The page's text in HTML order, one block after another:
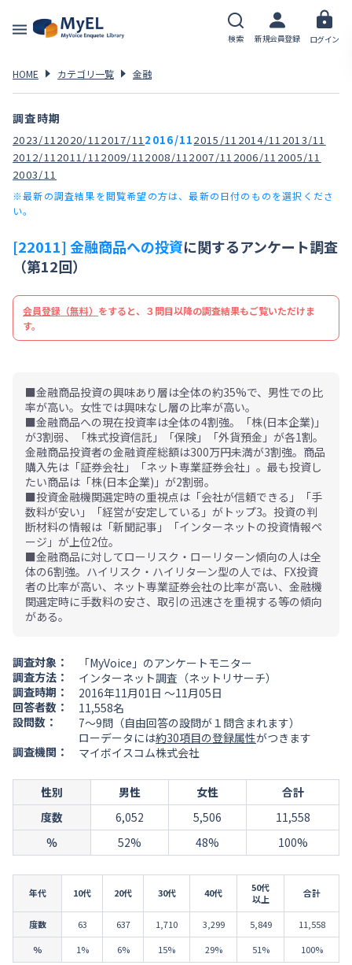
検索 新規会員登録 ログイン
HOME カテゴリ一覧 金融
調査時期
2023/112020/112017/112016/112015/11 2014/11 2013/11
2012/112011/112009/112008/112007/11 2006/11 2005/11
2003/11
※最新の調査結果を閲覧希望の方は、最新の日付のものを選択くださ
い。
[22011] 金融商品への投資に関するアンケート調査
（第12回）
会員登録（無料） をすると、３問目以降の調査結果もご覧いただけま
す。
■金融商品投資の興味あり層は全体の約35%で、男性での比
率が高い。女性では興味なし層の比率が高い。
■金融商品への現在投資率は全体の4割強。「株(日本企業)」
が3割弱、「株式投資信託」「保険」「外貨預金」が各1割。
金融商品投資者の金融資産総額は300万円未満が3割強。商品
購入先は「証券会社」「ネット専業証券会社」。最も投資し
たい商品は「株(日本企業)」が2割弱。
■投資金融機関選定時の重視点は「会社が信頼できる」「手
数料が安い」「経営が安定している」がトップ3。投資の判
断材料の情報は「新聞記事」「インターネットの投資情報ペ
ージ」が上位2位。
■金融商品に対してローリスク・ローリターン傾向の人は全
体の6割強。ハイリスク・ハイリターン型の人では、FX投資
者の比率が高い、ネット専業証券会社の比率が高い、金融機
関選定時に手数料の安さ、取引の迅速さを重視する等の傾向
がある。
調査対象：
「MyVoice」のアンケートモニター
調査方法：
インターネット調査（ネットリサーチ）
調査時期：
2016年11月01日 ～11月05日
回答者数：
11,558名
設問数：
7～9問（自由回答の設問が１問含まれます）
ローデータには約30項目の登録属性がつきます
調査機関：
マイボイスコム株式会社
性別 男性 女性
合計
度数
6,052 5,506
11,558
％
52% 48% 100%
年代 10代 20代 30代 40代
50代
以上
合計
度数 63 637 1,710 3,299 5,849
11,558
％
1% 6% 15% 29% 51% 100%